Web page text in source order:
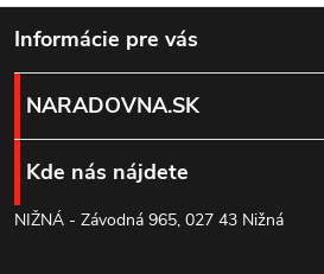
Z
á
p
ä
Informácie pre vás
NARADOVNA.SK
Kde nás nájdete
NIŽNÁ - Závodná 965, 027 43 Nižná